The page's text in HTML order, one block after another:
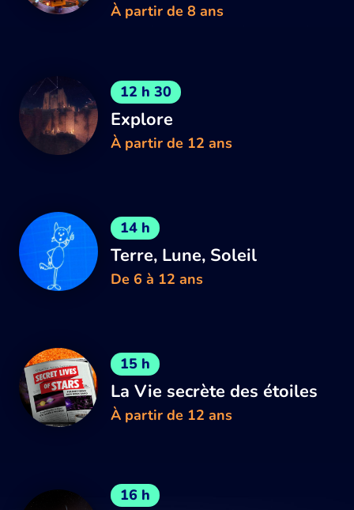
À partir de 8 ans
12 h 30
Explore
À partir de 12 ans
14 h
Terre, Lune, Soleil
De 6 à 12 ans
15 h
La Vie secrète des étoiles
À partir de 12 ans
16 h